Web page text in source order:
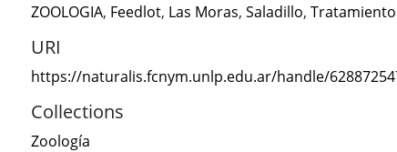
ZOOLOGIA, Feedlot, Las Moras, Saladillo,
URI
https://naturalis.fcnym.unlp.edu.ar/handle/
Collections
Zoología